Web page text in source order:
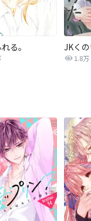
る。
1.8万